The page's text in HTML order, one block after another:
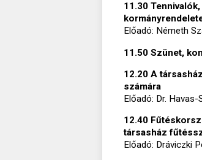
11.30
Előadó: Németh
11.50 Szünet,
12.20 A
számára
Előadó: Dr.
12.40
társasház
Előadó: Dráviczki